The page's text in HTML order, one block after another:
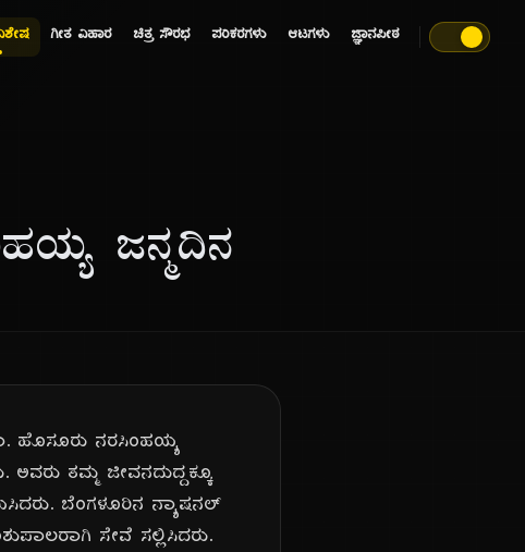
ಗೀತ ವಿಹಾರ ಚಿತ್ರ ಸೌರಭ ಪರಿಕರಗಳು ಆಟಗಳು ಜ್ಞಾನಪೀಠ
ಜನ್ಮದಿನ
ಹೊಸೂರು ನರಸಿಂಹಯ್ಯ
ತಮ್ಮ ಜೀವನದುದ್ದಕ್ಕೂ
ಬೆಂಗಳೂರಿನ ನ್ಯಾಷನಲ್
ಸೇವೆ ಸಲ್ಲಿಸಿದರು.